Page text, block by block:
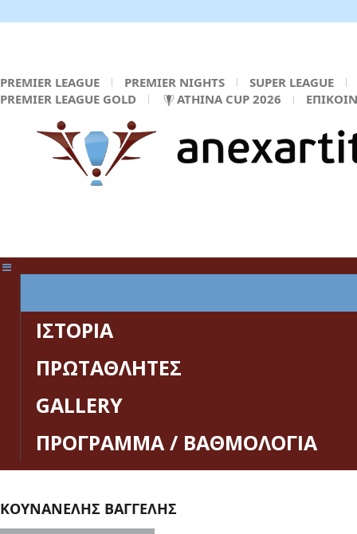
PREMIER LEAGUE PREMIER NIGHTS
SUPER LEAGUE
PREMIER LEAGUE GOLD
ATHINA CUP 2026
ΙΣΤΟΡΙΑ
ΠΡΩΤΑΘΛΗΤΕΣ
GALLERY
ΠΡΟΓΡΑΜΜΑ / ΒΑΘΜΟΛΟΓΙΑ
ΚΟΥΝΑΝΕΛΗΣ ΒΑΓΓΕΛΗΣ